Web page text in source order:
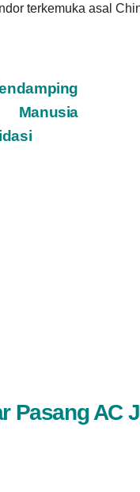
terkemuka asal
Manusia
Pasang AC